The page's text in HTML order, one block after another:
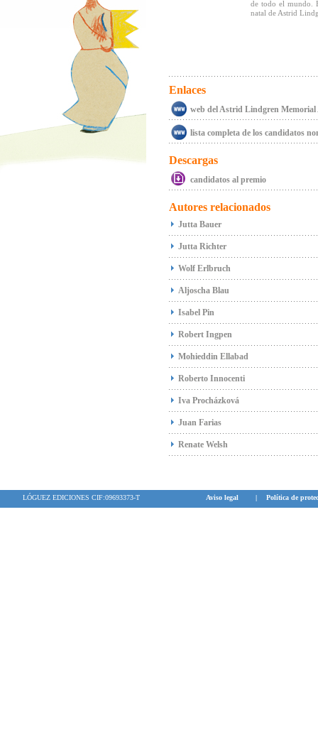
de todo el mundo.
natal de Astrid
Enlaces
web del Astrid Lindgren Memorial
lista completa de los candidatos
Descargas
candidatos al premio
Autores relacionados
Jutta Bauer
Jutta Richter
Wolf Erlbruch
Aljoscha Blau
Isabel Pin
Robert Ingpen
Mohieddin Ellabad
Roberto Innocenti
Iva Procházková
Juan Farias
Renate Welsh
LÓGUEZ EDICIONES CIF:09693373-T Aviso legal | Política de